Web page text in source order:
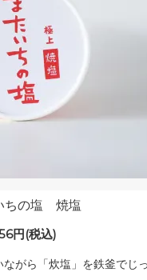
ちの塩 焼塩
円(税込)
がら「炊塩」を鉄釜でじ